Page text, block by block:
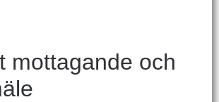
mottagande och